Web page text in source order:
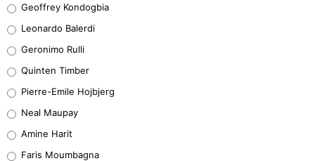
38%
32%
5%
1%
Geoffrey Kondogbia
Leonardo Balerdi
Geronimo Rulli
Quinten Timber
Pierre-Emile Hojbjerg
Neal Maupay
Amine Harit
Faris Moumbagna